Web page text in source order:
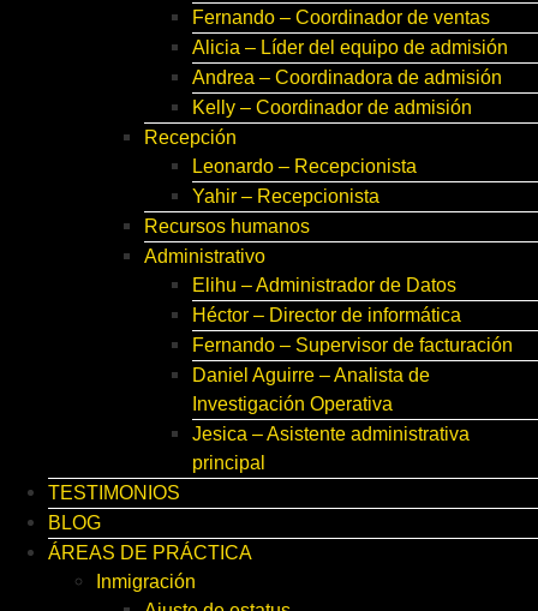
Fernando – Coordinador de ventas
Alicia – Líder del equipo de admisión
Andrea – Coordinadora de admisión
Kelly – Coordinador de admisión
Recepción
Leonardo – Recepcionista
Yahir – Recepcionista
Recursos humanos
Administrativo
Elihu – Administrador de Datos
Héctor – Director de informática
Fernando – Supervisor de facturación
Daniel Aguirre – Analista de
Investigación Operativa
Jesica – Asistente administrativa
principal
TESTIMONIOS
BLOG
ÁREAS DE PRÁCTICA
Inmigración